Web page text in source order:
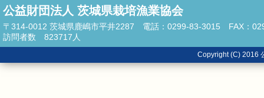
公益財団法人 茨城県栽培漁業協会
〒314-0012 茨城県鹿嶋市平井2287 電話：0299-83-3015 FAX：
訪問者数 823717 人
Copyright (C) 2016